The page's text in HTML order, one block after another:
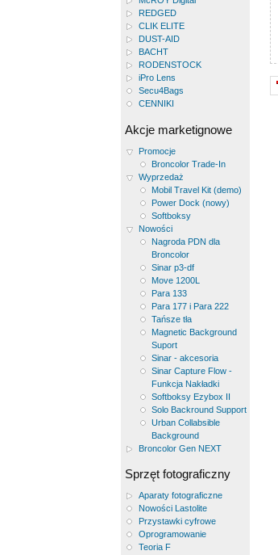
REDGED
CLIK ELITE
DUST-AID
BACHT
RODENSTOCK
iPro Lens
Secu4Bags
CENNIKI
Akcje marketignowe
Promocje
Broncolor Trade-In
Wyprzedaż
Mobil Travel Kit (demo)
Power Dock (nowy)
Softboksy
Nowości
Nagroda PDN dla
Broncolor
Sinar p3-df
Move 1200L
Para 133
Para 177 i Para 222
Tańsze tła
Magnetic Background
Suport
Sinar - akcesoria
Sinar Capture Flow -
Funkcja Nakładki
Softboksy Ezybox II
Solo Backround Support
Urban Collabsible
Background
Broncolor Gen NEXT
Sprzęt fotograficzny
Aparaty fotograficzne
Nowości Lastolite
Przystawki cyfrowe
Oprogramowanie
Teoria F